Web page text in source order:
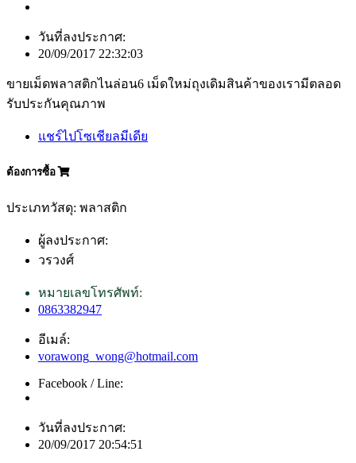
วันที่ลงประกาศ:
20/09/2017 22:32:03
ขายเม็ดพลาสติกไนล่อน6 เม็ดใหม่ถุงเดิมสินค้าของเรามีตลอด
รับประกันคุณภาพ
แชร์ไปโซเชียลมีเดีย
ต้องการซื้อ
ประเภทวัสดุ: พลาสติก
ผู้ลงประกาศ:
วรวงศ์
หมายเลขโทรศัพท์:
0863382947
อีเมล์:
vorawong_wong@hotmail.com
Facebook / Line:
วันที่ลงประกาศ:
20/09/2017 20:54:51